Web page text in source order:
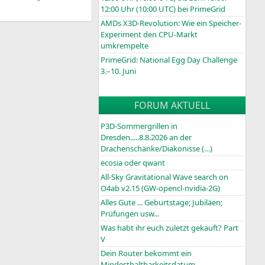
12:00 Uhr (10:00 UTC) bei PrimeGrid
AMDs X3D-Revolution: Wie ein Speicher-
Experiment den CPU-Markt
umkrempelte
PrimeGrid: National Egg Day Challenge
3.–10. Juni
FORUM AKTUELL
P3D-Sommergrillen in
Dresden.....8.8.2026 an der
Drachenschänke/Diakonisse (…)
ecosia oder qwant
All-Sky Gravitational Wave search on
O4ab v2.15 (GW-opencl-nvidia-2G)
Alles Gute ... Geburtstage; Jubiläen;
Prüfungen usw...
Was habt ihr euch zuletzt gekauft? Part
V
Dein Router bekommt ein